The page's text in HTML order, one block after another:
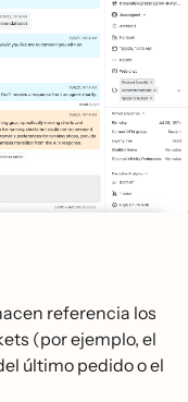
referencia los
(por ejemplo, el
último pedido o el